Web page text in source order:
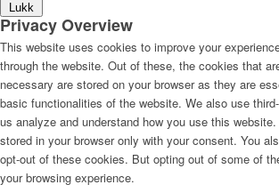
Lukk
Privacy Overview
This website uses cookies to improve your
through the website. Out of these, the cookies that
necessary are stored on your browser as they are
basic functionalities of the website. We also use
us analyze and understand how you use this
stored in your browser only with your consent. You
opt-out of these cookies. But opting out of some of
your browsing experience.